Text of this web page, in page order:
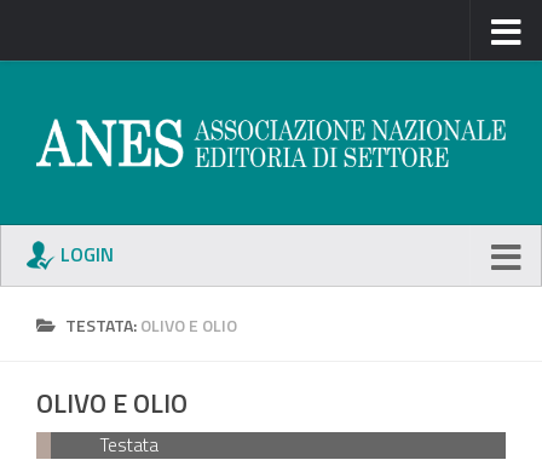
LOGIN
TESTATA:OLIVO E OLIO
OLIVO E OLIO
Testata